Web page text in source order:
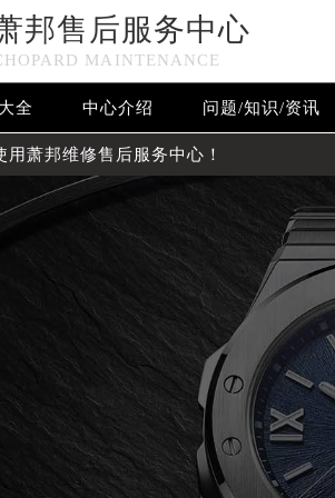
邦售后服务中心
MAINTENANCE
全 中心介绍 问题/知识/资讯
用萧邦维修售后服务中心！